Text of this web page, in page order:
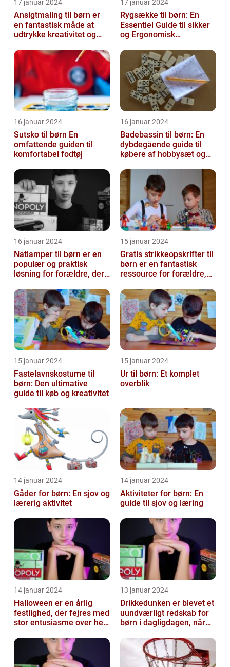
17 januar 2024
Ansigtmaling til børn er
en fantastisk måde at
udtrykke kreativitet og
17 januar 2024
Rygsække til børn: En
Essentiel Guide til sikker
og Ergonomisk
16 januar 2024
Sutsko til børn En
omfattende guiden til
komfortabel fodtøj
16 januar 2024
Badebassin til børn: En
dybdegående guide til
købere af hobbysæt og
16 januar 2024
Natlamper til børn er en
populær og praktisk
løsning for forældre, der
beroligend...
15 januar 2024
Gratis strikkeopskrifter til
børn er en fantastisk
ressource for forældre,
strikke...
15 januar 2024
Fastelavnskostume til
børn: Den ultimative
guide til køb og kreativitet
15 januar 2024
Ur til børn: Et komplet
overblik
14 januar 2024
Gåder for børn: En sjov og
lærerig aktivitet
14 januar 2024
Aktiviteter for børn: En
guide til sjov og læring
14 januar 2024
Halloween er en årlig
festlighed, der fejres med
stor entusiasme over hele
13 januar 2024
Drikkedunken er blevet et
uundværligt redskab for
børn i dagligdagen, når
drik...